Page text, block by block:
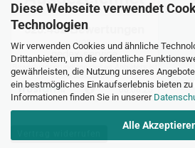
Diese Webseite verwendet
Technologien
Wir verwenden Cookies und ähnliche
Drittanbietern, um die ordentliche
gewährleisten, die Nutzung unseres
ein bestmögliches Einkaufserlebnis bieten zu
Informationen finden Sie in unserer
Alle